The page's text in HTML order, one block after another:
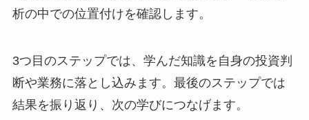
析の中での位置付けを確認します。
3つ目のステップでは、学んだ知識を自身の投資判
断や業務に落とし込みます。最後のステップでは
結果を振り返り、次の学びにつなげます。